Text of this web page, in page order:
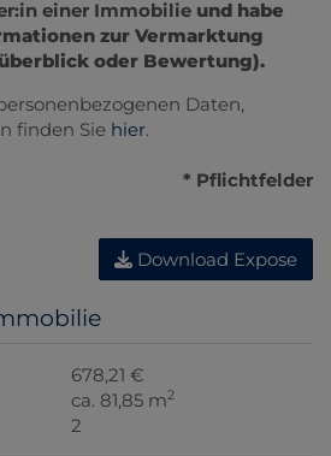
einer Immobilie und habe
zur Vermarktung
oder Bewertung).
Daten,
finden Sie hier.
* Pflichtfelder
Download Expose
678,21 €
ca. 81,85 m2
2